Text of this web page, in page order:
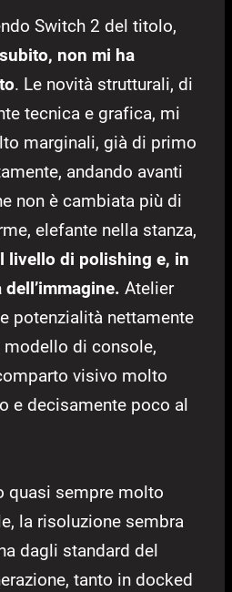
Switch 2 del titolo,
non mi ha
. Le novità strutturali, di
tecnica e grafica, mi
marginali, già di primo
andando avanti
non è cambiata più di
elefante nella stanza,
livello di polishing e, in
Atelier
potenzialità nettamente
di console,
visivo molto
e decisamente poco al
quasi sempre molto
la risoluzione sembra
dagli standard del
tanto in docked